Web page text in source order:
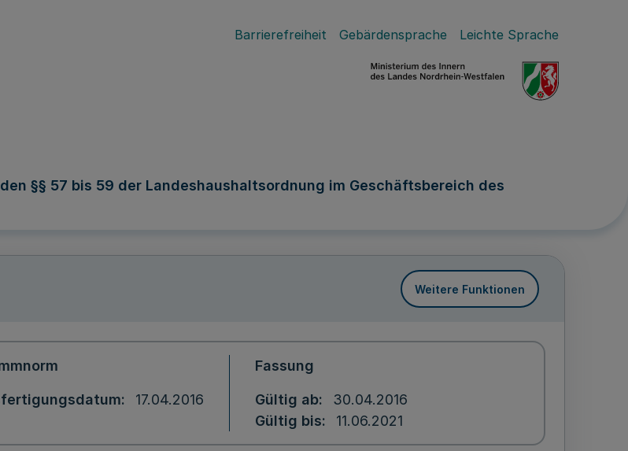
Barrierefreiheit Gebärdensprache Leichte Sprache
§§ 57 bis 59 der Landeshaushaltsordnung im Geschäftsbereich des
Weitere Funktionen
17.04.2016
Fassung
Gültig ab
30.04.2016
Gültig bis
11.06.2021